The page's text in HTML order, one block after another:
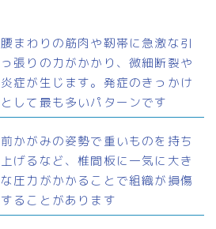
腰まわりの筋肉や靭帯に急激な引
っ張りの力がかかり、微細断裂や
炎症が生じます。発症のきっかけ
として最も多いパターンです
前かがみの姿勢で重いものを持ち
上げるなど、椎間板に一気に大き
な圧力がかかることで組織が損傷
することがあります